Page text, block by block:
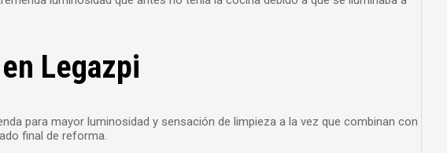
Legazpi
para mayor luminosidad y sensación de limpieza a la vez que combinan con
final de reforma.